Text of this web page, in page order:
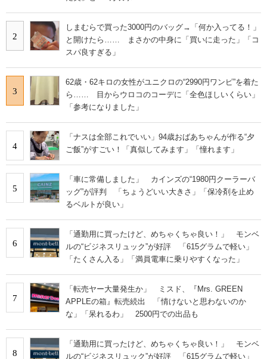
2
しまむらで買った3000円のバッグ→「何か入ってる！」
と開けたら…… まさかの中身に「買いに走った」「コ
スパ良すぎる」
3
62歳・62キロの女性がユニクロの“2990円ワンピ”を着た
ら…… 目からウロコのコーデに「全色ほしいくらい」
「参考になりました」
4
「ナスは全部これでいい」94歳おばあちゃんが作る“夕
ご飯”がすごい！「真似してみます」「憧れます」
5
「車に常備しました」 カインズの“1980円クーラーバ
ッグ”が評判 「ちょうどいい大きさ」「保冷剤を止め
るベルトが良い」
6
「通勤用に買ったけど、めちゃくちゃ良い！」 モンベ
ルの“ビジネスリュック”が好評 「615グラムで軽い」
「たくさん入る」「満員電車に乗りやすくなった」
7
「転売ヤー大量発生か」 ミスド、『Mrs. GREEN
APPLEの箱』転売続出 「情けないと思わないのか
な」「呆れるわ」 2500円での出品も
8
「通勤用に買ったけど、めちゃくちゃ良い！」 モンベ
ルの“ビジネスリュック”が好評 「615グラムで軽い」